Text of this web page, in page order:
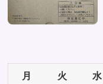
月 火 水